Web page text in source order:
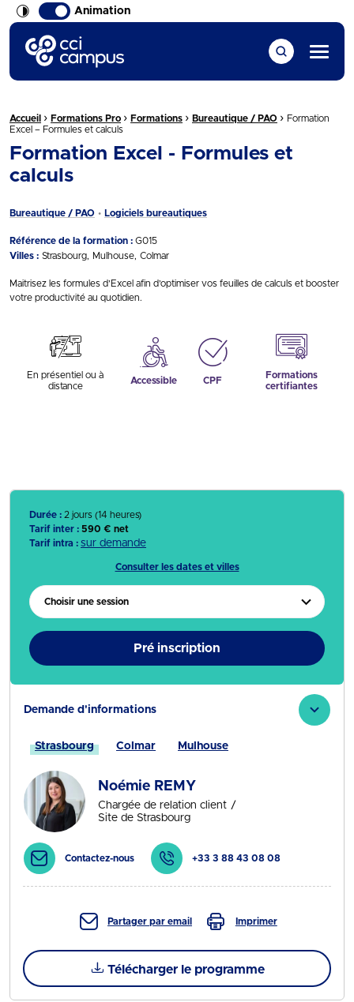
Animation
CCI Campus La formation qui vous ressemble
Menu
Fil d'Ariane :
Accueil › Formations Pro › Formations › Bureautique / PAO › Formation
Excel – Formules et calculs
Formation Excel - Formules et
calculs
Bureautique / PAO Logiciels bureautiques
Référence de la formation : G015
Villes : Strasbourg Mulhouse Colmar
Maitrisez les formules d’Excel afin d’optimiser vos feuilles de calculs et booster
votre productivité au quotidien.
En présentiel ou à
distance
Accessible CPF
Formations
certifiantes
Durée : 2 jours (14 heures)
Tarif inter : 590 € net
Tarif intra : sur demande
Consulter les dates et villes
Choisir une session
Pré inscription
Demande d'informations
Strasbourg Colmar Mulhouse
Noémie REMY
Chargée de relation client
Site de Strasbourg
Contactez-nous +33 3 88 43 08 08
Partager par email Imprimer
Télécharger le programme